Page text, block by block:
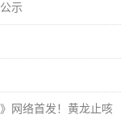
示
网络首发！黄龙止咳